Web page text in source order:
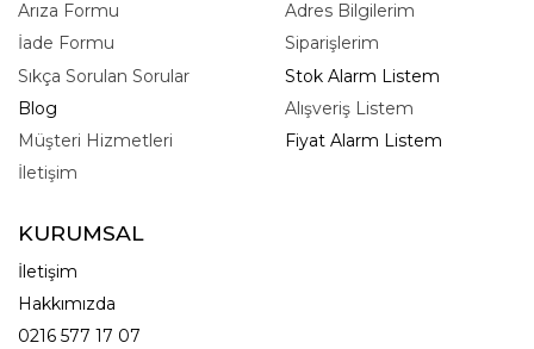
Arıza Formu
İade Formu
Sıkça Sorulan Sorular
Blog
Müşteri Hizmetleri
İletişim
Adres Bilgilerim
Siparişlerim
Stok Alarm Listem
Alışveriş Listem
Fiyat Alarm Listem
KURUMSAL
İletişim
Hakkımızda
0216 577 17 07